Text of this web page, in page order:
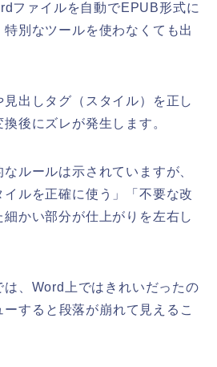
ファイルを自動でEPUB形式に
別なツールを使わなくても出
出しタグ（スタイル）を正し
後にズレが発生します。
ルールは示されていますが、
ルを正確に使う」「不要な改
かい部分が仕上がりを左右し
、Word上ではきれいだったの
すると段落が崩れて見えるこ